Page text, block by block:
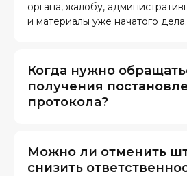
органа, жалобу,
и материалы уже начатого дела.
Когда нужно
получения
протокола?
Можно ли отменить
снизить